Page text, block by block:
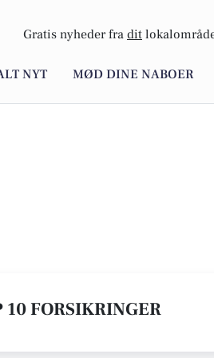
Gratis nyheder fra dit
NYT MØD DINE NABOER
FORSIKRINGER